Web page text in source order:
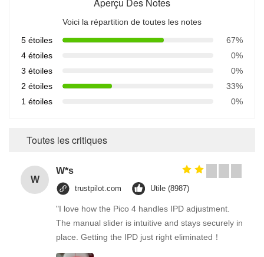
Voici la répartition de toutes les notes
5 étoiles
67%
4 étoiles
0%
3 étoiles
0%
2 étoiles
33%
1 étoiles
0%
Toutes les critiques
W
W*s
trustpilot.com Utile (8987)
"I love how the Pico 4 handles IPD adjustment.
The manual slider is intuitive and stays securely in
place. Getting the IPD just right eliminated！